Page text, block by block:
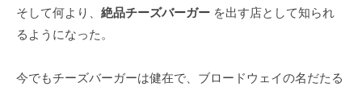
m
a
そして何より、 絶品チーズバーガー を出す店として知られ
るようになった。
今でもチーズバーガーは健在で、ブロードウェイの名だたる